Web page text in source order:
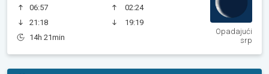
06:57
21:18
14h 21min
02:24
19:19
Opadajući
srp